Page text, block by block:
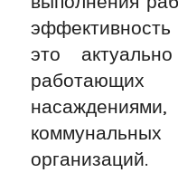
это
организаций.